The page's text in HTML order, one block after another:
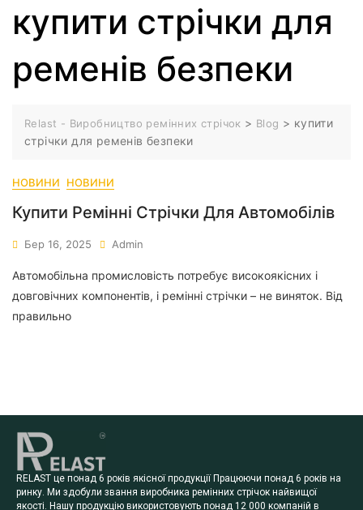
купити стрічки для
ременів безпеки
Relast - Виробництво ремінних стрічок > Blog > купити
стрічки для ременів безпеки
НОВИНИ НОВИНИ
Купити Ремінні Стрічки Для Автомобілів
Бер 16, 2025 Admin
Автомобільна промисловість потребує високоякісних і
довговічних компонентів, і ремінні стрічки – не виняток. Від
правильно
RELAST це понад 6 років якісної продукції Працюючи понад 6 років на
ринку. Ми здобули звання виробника ремінних стрічок найвищої
якості. Нашу продукцію використовують понад 12 000 компаній в